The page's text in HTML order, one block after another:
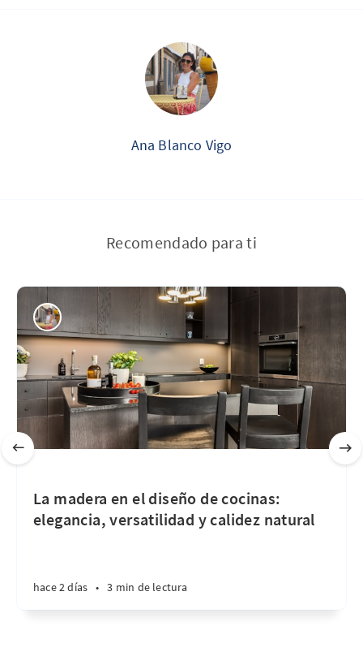
Ana Blanco Vigo
Recomendado para ti
La madera en el diseño de cocinas:
elegancia, versatilidad y calidez natural
hace 2 días • 3 min de lectura